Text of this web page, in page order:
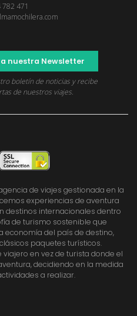
471
nuestra Newsletter
boletín de noticias y recibe
de nuestros viajes.
de viajes gestionada en la
experiencias de aventura
destinos internacionales dentro
de turismo sostenible que
economía del país de destino,
paquetes turísticos.
en vez de turista donde el
decidiendo en la medida
a realizar.